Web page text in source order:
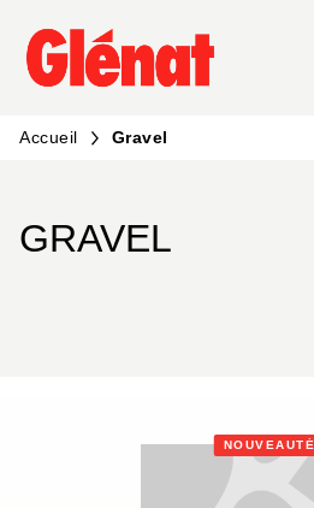
MENU RECHERCHE
PIED DE PAGE
Accueil Gravel
GRAVEL
NOUVEAUTÉ